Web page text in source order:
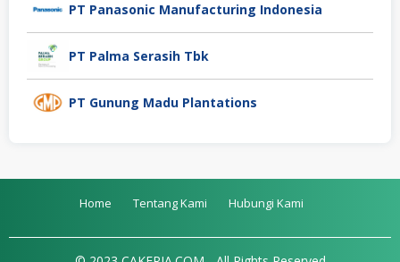
PT Panasonic Manufacturing Indonesia
PT Palma Serasih Tbk
PT Gunung Madu Plantations
Home Tentang Kami Hubungi Kami